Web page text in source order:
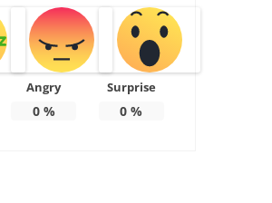
Angry
0%
Surprise
0 %